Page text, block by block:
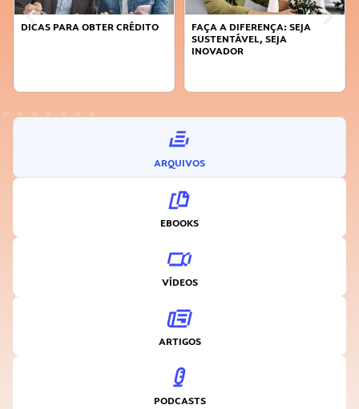
DICAS PARA OBTER CRÉDITO
FAÇA A DIFERENÇA: SEJA
SUSTENTÁVEL, SEJA
INOVADOR
ARQUIVOS
EBOOKS
VÍDEOS
ARTIGOS
PODCASTS